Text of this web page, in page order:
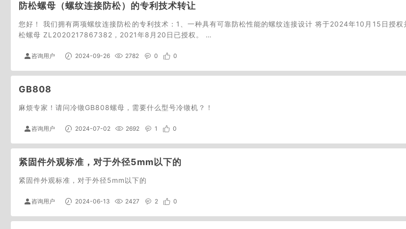
防松螺母（螺纹连接防松）的专利技术转让
您好！ 我们拥有两项螺纹连接防松的专利技术：1、一种具有可靠防松性能的螺纹连接设计 将于2024年10月15日授
松螺母 ZL2020217867382，2021年8月20日已授权。 …
咨询用户 2024-09-26 2782 0 0
GB808
麻烦专家！请问冷镦GB808螺母，需要什么型号冷镦机？！
咨询用户 2024-07-02 2692 1 0
紧固件外观标准，对于外径5mm以下的
紧固件外观标准，对于外径5mm以下的
咨询用户 2024-06-13 2427 2 0